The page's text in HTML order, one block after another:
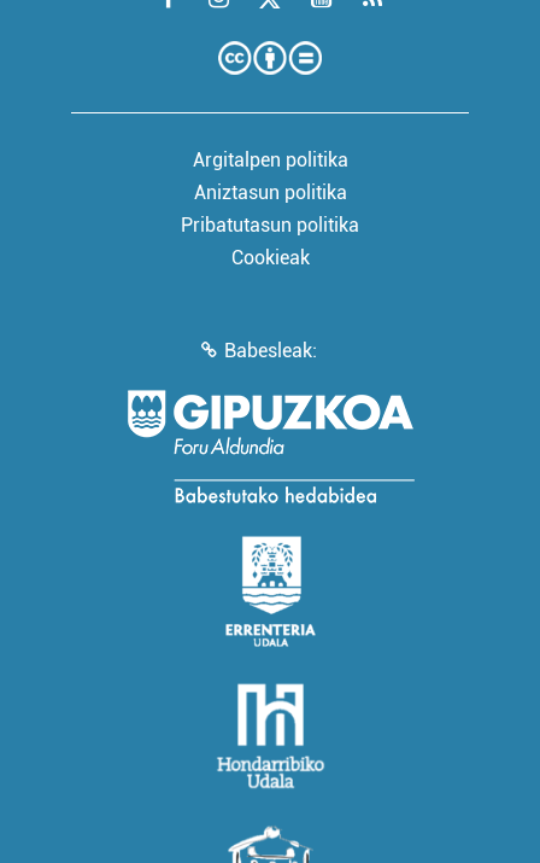
Argitalpen politika
Aniztasun politika
Pribatutasun politika
Cookieak
Babesleak: